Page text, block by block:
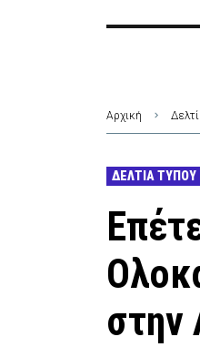
Αρχική
ΔΕΛΤΊΑ ΤΎΠΟΥ
στην